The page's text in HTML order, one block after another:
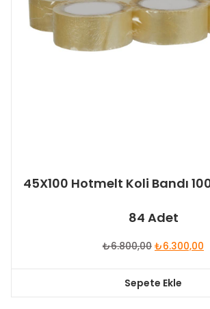
45X100 Hotmelt Koli Bandı
84 Adet
₺6.800,00 Orijinal
₺6.300,00
Sepete Ekle